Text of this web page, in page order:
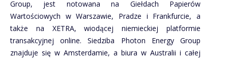
Group, jest notowana na Giełdach Papierów
Wartościowych w Warszawie, Pradze i Frankfurcie, a
także na XETRA, wiodącej niemieckiej platformie
transakcyjnej online. Siedziba Photon Energy Group
znajduje się w Amsterdamie, a biura w Australii i całej